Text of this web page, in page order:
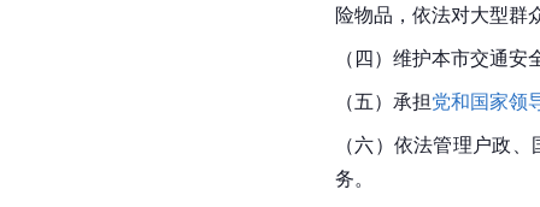
险物品，依法对大型群
（四）维护本市交通
（五）承担党和国家领
（六）依法管理户政
务。